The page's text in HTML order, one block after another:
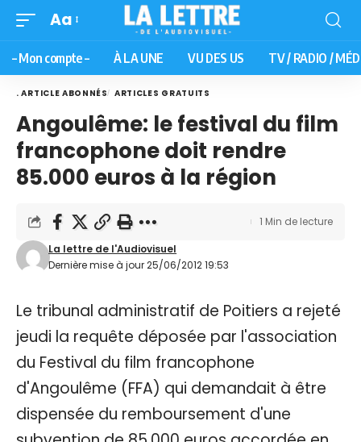
Aa
– Mon compte – À LA UNE VU DES US TV / RADIO /
. ARTICLE ABONNÉS ARTICLES GRATUITS
Angoulême: le festival du film
francophone doit rendre
85.000 euros à la région
Dernière mise à jour 25/06/2012 19:53
La lettre de l'Audiovisuel
1 Min de lecture
Le tribunal administratif de Poitiers a rejeté
jeudi la requête déposée par l'association
du Festival du film francophone
d'Angoulême (FFA) qui demandait à être
dispensée du remboursement d'une